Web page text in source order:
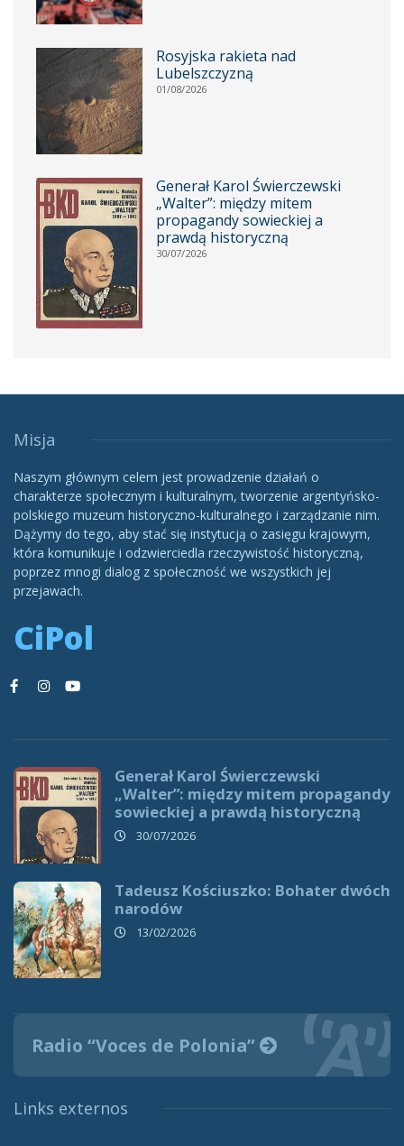
Rosyjska rakieta nad
Lubelszczyzną
01/08/2026
Generał Karol Świerczewski
„Walter”: między mitem
propagandy sowieckiej a
prawdą historyczną
30/07/2026
Misja
Naszym głównym celem jest prowadzenie działań o
charakterze społecznym i kulturalnym, tworzenie argentyńsko-
polskiego muzeum historyczno-kulturalnego i zarządzanie nim.
Dążymy do tego, aby stać się instytucją o zasięgu krajowym,
która komunikuje i odzwierciedla rzeczywistość historyczną,
poprzez mnogi dialog z społeczność we wszystkich jej
przejawach.
CiPol
Generał Karol Świerczewski
„Walter”: między mitem propagandy
sowieckiej a prawdą historyczną
30/07/2026
Tadeusz Kościuszko: Bohater dwóch
narodów
13/02/2026
Radio “Voces de Polonia”
Links externos